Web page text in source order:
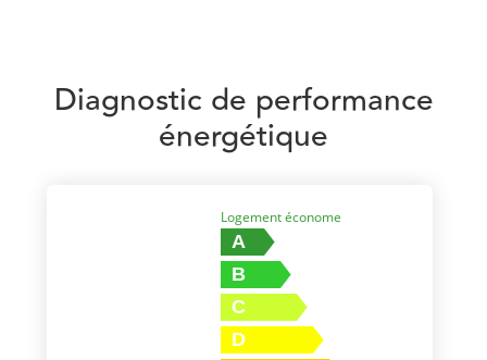
Diagnostic de performance
énergétique
Logement économe
A
B
C
D